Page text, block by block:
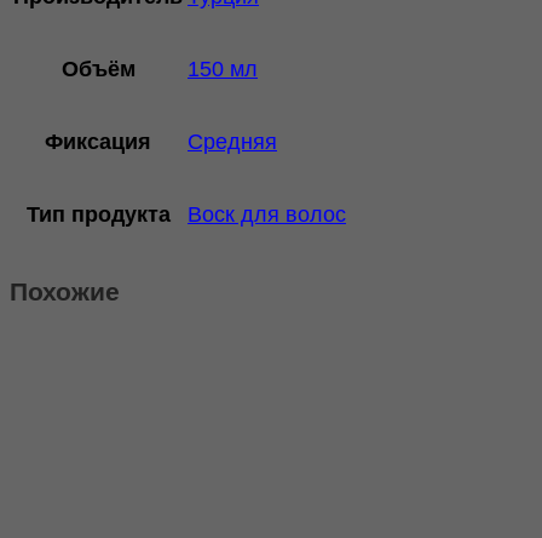
Объём 150 мл
Фиксация Средняя
Тип продукта Воск для волос
Похожие